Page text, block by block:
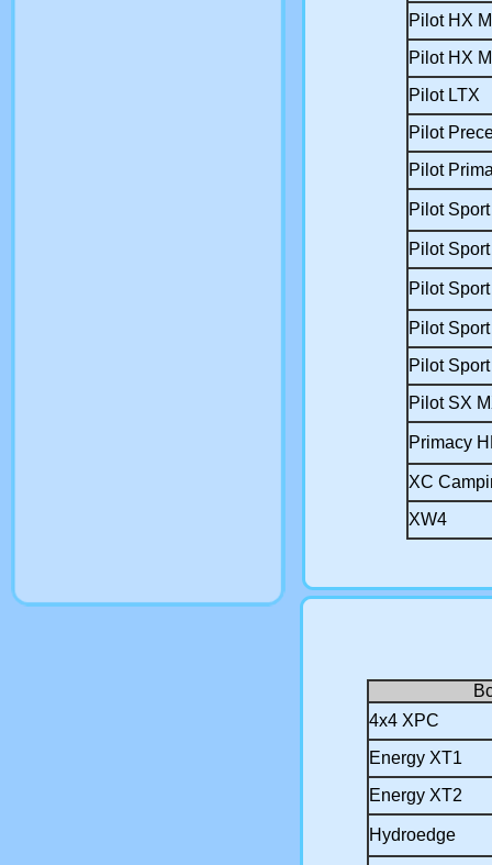
Pilot HX
Pilot HX
Pilot LTX
Pilot
Pilot
Pilot Sport
Pilot
Pilot
Pilot
Pilot
Pilot SX
Primacy
XC
XW4
4x4 XPC
Energy XT1
Energy XT2
Hydroedge